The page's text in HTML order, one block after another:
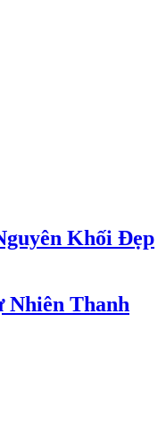
Khối Đẹp
Nhiên Thanh